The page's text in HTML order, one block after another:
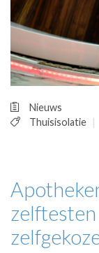
Nieuws
Thuisisolatie